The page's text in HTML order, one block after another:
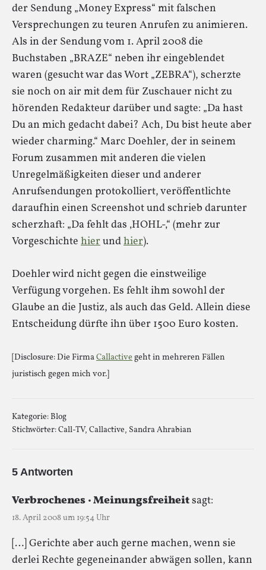
der Sendung „Money Express“ mit falschen
Versprechungen zu teuren Anrufen zu animieren.
Als in der Sendung vom 1. April 2008 die
Buchstaben „BRAZE“ neben ihr eingeblendet
waren (gesucht war das Wort „ZEBRA“), scherzte
sie noch on air mit dem für Zuschauer nicht zu
hörenden Redakteur darüber und sagte: „Da hast
Du an mich gedacht dabei? Ach, Du bist heute aber
wieder charming.“ Marc Doehler, der in seinem
Forum zusammen mit anderen die vielen
Unregelmäßigkeiten dieser und anderer
Anrufsendungen protokolliert, veröffentlichte
daraufhin einen Screenshot und schrieb darunter
scherzhaft: „Da fehlt das ‚HOHL-‚“ (mehr zur
Vorgeschichte hierundhier).
Doehler wird nicht gegen die einstweilige
Verfügung vorgehen. Es fehlt ihm sowohl der
Glaube an die Justiz, als auch das Geld. Allein diese
Entscheidung dürfte ihn über 1500 Euro kosten.
[Disclosure: Die FirmaCallactivegeht in mehreren Fällen
juristisch gegen mich vor.]
Kategorie:Blog
Stichwörter:Call-TV, Callactive, Sandra Ahrabian
5 Antworten
Verbrochenes · Meinungsfreiheitsagt:
18. April 2008 um 19:54 Uhr
[…] Gerichte aber auch gerne machen, wenn sie
derlei Rechte gegeneinander abwägen sollen, kann